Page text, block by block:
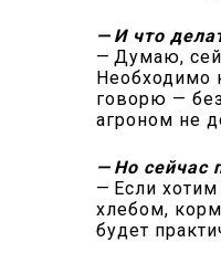
— И что
— Думаю,
Необходимо
говорю —
агроном не
— Но сейчас
— Если
хлебом,
будет